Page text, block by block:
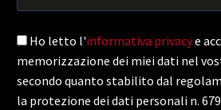
Ho letto l'informativa privacye
memorizzazione dei miei dati nel
secondo quanto stabilito dal
la protezione dei dati personali n.